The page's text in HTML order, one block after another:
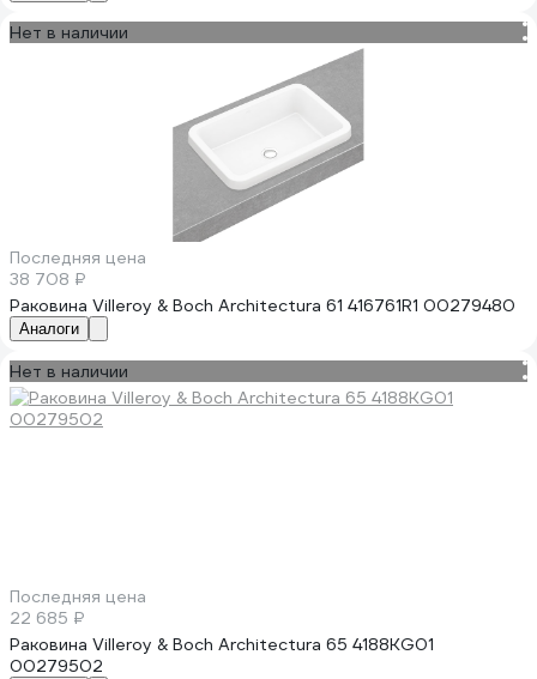
Нет в наличии
Последняя цена
38 708 ₽
Раковина Villeroy & Boch Architectura 61 416761R1 00279480
Аналоги
Нет в наличии
Последняя цена
22 685 ₽
Раковина Villeroy & Boch Architectura 65 4188KG01
00279502